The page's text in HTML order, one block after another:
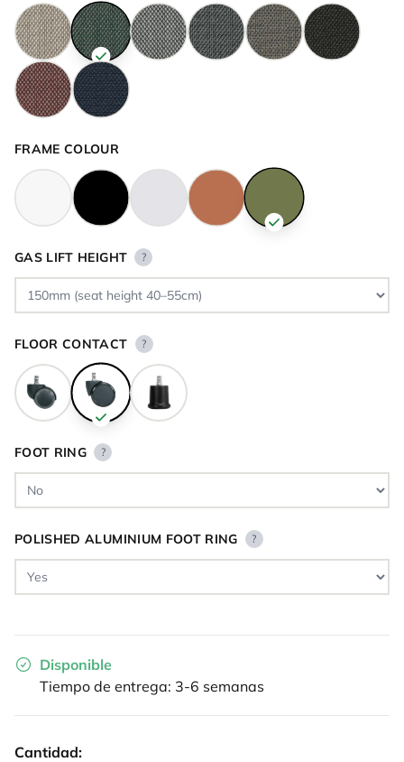
FRAME COLOUR
GAS LIFT HEIGHT ?
FLOOR CONTACT ?
FOOT RING ?
POLISHED ALUMINIUM FOOT RING ?
Disponible
Tiempo de entrega: 3-6 semanas
Cantidad: